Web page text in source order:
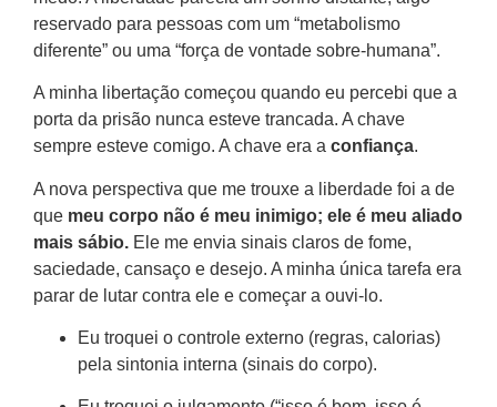
reservado para pessoas com um “metabolismo
diferente” ou uma “força de vontade sobre-humana”.
A minha libertação começou quando eu percebi que a
porta da prisão nunca esteve trancada. A chave
sempre esteve comigo. A chave era a confiança.
A nova perspectiva que me trouxe a liberdade foi a de
que meu corpo não é meu inimigo; ele é meu aliado
mais sábio. Ele me envia sinais claros de fome,
saciedade, cansaço e desejo. A minha única tarefa era
parar de lutar contra ele e começar a ouvi-lo.
Eu troquei o controle externo (regras, calorias)
pela sintonia interna (sinais do corpo).